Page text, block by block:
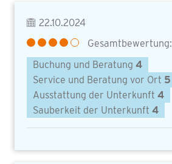
22.10.2024
Gesamtbewertung:
Buchung und Beratung 4
Service und Beratung vor Ort 5
Ausstattung der Unterkunft 4
Sauberkeit der Unterkunft 4